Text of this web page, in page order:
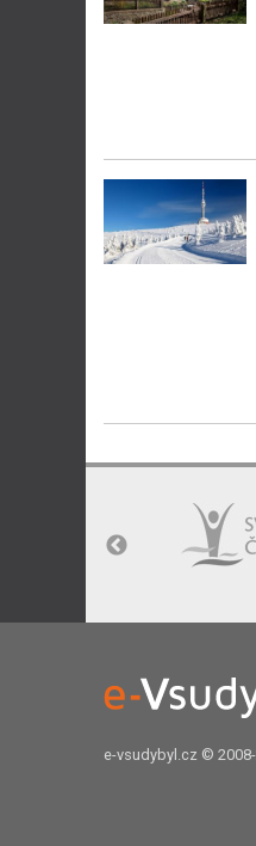
e-vsudybyl.cz ©